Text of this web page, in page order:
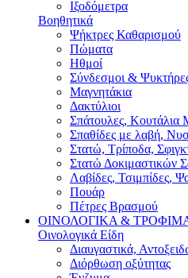
Ιξοδόμετρα
Βοηθητικά
Ψήκτρες Καθαρισμού
Πώματα
Ηθμοί
Σύνδεσμοι &
Μαγνητάκια
Δακτύλιοι
Σπάτουλες, Κουτάλια
Σπαθίδες με λαβή,
Στατώ, Τρίποδα,
Στατώ Δοκιμαστικών
Λαβίδες, Τσιμπίδες,
Πουάρ
Πέτρες Βρασμού
ΟΙΝΟΛΟΓΙΚΑ &
Οινολογικά Είδη
Διαυγαστικά,
Διόρθωση οξύτητας